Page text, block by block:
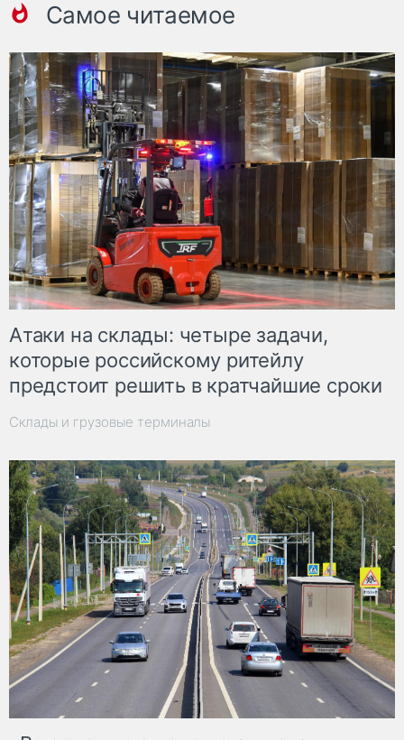
Самое читаемое
Атаки на склады: четыре задачи,
которые российскому ритейлу
предстоит решить в кратчайшие сроки
Склады и грузовые терминалы